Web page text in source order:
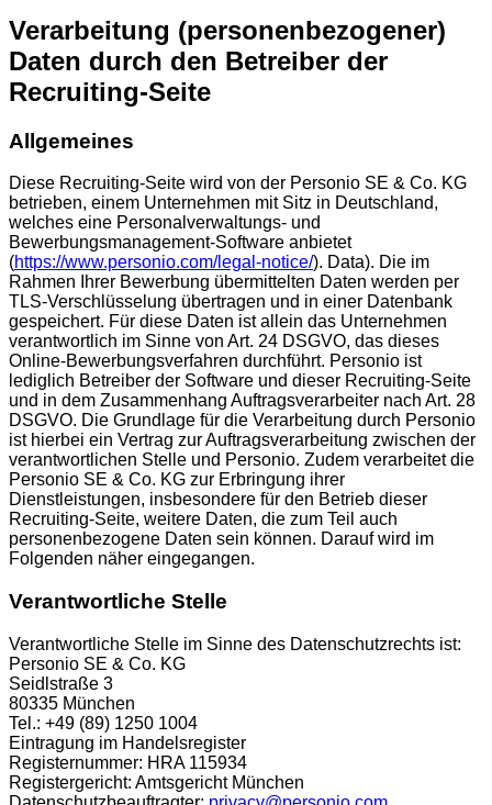
Verarbeitung (personenbezogener)
Daten durch den Betreiber der
Recruiting-Seite
Allgemeines
Diese Recruiting-Seite wird von der Personio SE & Co. KG
betrieben, einem Unternehmen mit Sitz in Deutschland,
welches eine Personalverwaltungs- und
Bewerbungsmanagement-Software anbietet
(https://www.personio.com/legal-notice/). Data). Die im
Rahmen Ihrer Bewerbung übermittelten Daten werden per
TLS-Verschlüsselung übertragen und in einer Datenbank
gespeichert. Für diese Daten ist allein das Unternehmen
verantwortlich im Sinne von Art. 24 DSGVO, das dieses
Online-Bewerbungsverfahren durchführt. Personio ist
lediglich Betreiber der Software und dieser Recruiting-Seite
und in dem Zusammenhang Auftragsverarbeiter nach Art. 28
DSGVO. Die Grundlage für die Verarbeitung durch Personio
ist hierbei ein Vertrag zur Auftragsverarbeitung zwischen der
verantwortlichen Stelle und Personio. Zudem verarbeitet die
Personio SE & Co. KG zur Erbringung ihrer
Dienstleistungen, insbesondere für den Betrieb dieser
Recruiting-Seite, weitere Daten, die zum Teil auch
personenbezogene Daten sein können. Darauf wird im
Folgenden näher eingegangen.
Verantwortliche Stelle
Verantwortliche Stelle im Sinne des Datenschutzrechts ist:
Personio SE & Co. KG
Seidlstraße 3
80335 München
Tel.: +49 (89) 1250 1004
Eintragung im Handelsregister
Registernummer: HRA 115934
Registergericht: Amtsgericht München